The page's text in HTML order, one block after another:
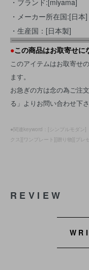
・ブランド:[miyama]
・メーカー所在国:[日本]
・生産国：[日本製]
●この商品はお取寄せに
このアイテムはお取寄せ
ます。
お急ぎの方は念の為ご注
る」よりお問い合わせ下さ
●関連keyword：[シンプルモダ
クス][ワンプレート][贈り物][プレ
REVIEW